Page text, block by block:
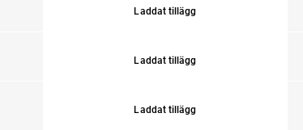
Laddat tillägg
Laddat tillägg
Laddat tillägg